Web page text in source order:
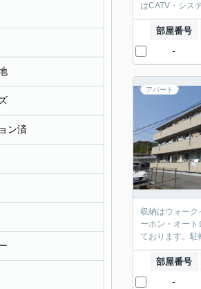
はCATV・シス
部屋番号
-
アパート
収納はウォー
ーホン・オー
ております。駐
部屋番号
-
ン済